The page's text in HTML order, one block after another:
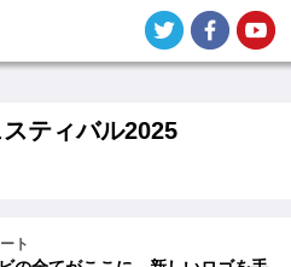
ティバル2025
ト